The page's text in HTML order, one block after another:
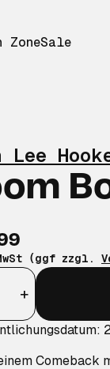
ZoneSale
Lee
(ggf zzgl.
+
Comeback